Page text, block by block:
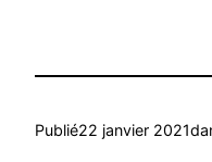
Publié22 janvier 2021